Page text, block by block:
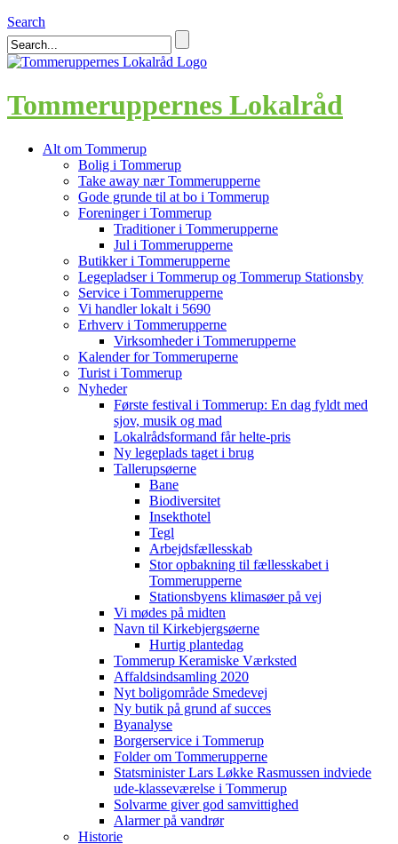
Search
Tommeruppernes Lokalråd
Alt om Tommerup
Bolig i Tommerup
Take away nær Tommerupperne
Gode grunde til at bo i Tommerup
Foreninger i Tommerup
Traditioner i Tommerupperne
Jul i Tommerupperne
Butikker i Tommerupperne
Legepladser i Tommerup og Tommerup Stationsby
Service i Tommerupperne
Vi handler lokalt i 5690
Erhverv i Tommerupperne
Virksomheder i Tommerupperne
Kalender for Tommeruperne
Turist i Tommerup
Nyheder
Første festival i Tommerup: En dag fyldt med
sjov, musik og mad
Lokalrådsformand får helte-pris
Ny legeplads taget i brug
Tallerupsøerne
Bane
Biodiversitet
Insekthotel
Tegl
Arbejdsfællesskab
Stor opbakning til fællesskabet i
Tommerupperne
Stationsbyens klimasøer på vej
Vi mødes på midten
Navn til Kirkebjergsøerne
Hurtig plantedag
Tommerup Keramiske Værksted
Affaldsindsamling 2020
Nyt boligområde Smedevej
Ny butik på grund af succes
Byanalyse
Borgerservice i Tommerup
Folder om Tommerupperne
Statsminister Lars Løkke Rasmussen indviede
ude-klasseværelse i Tommerup
Solvarme giver god samvittighed
Alarmer på vandrør
Historie